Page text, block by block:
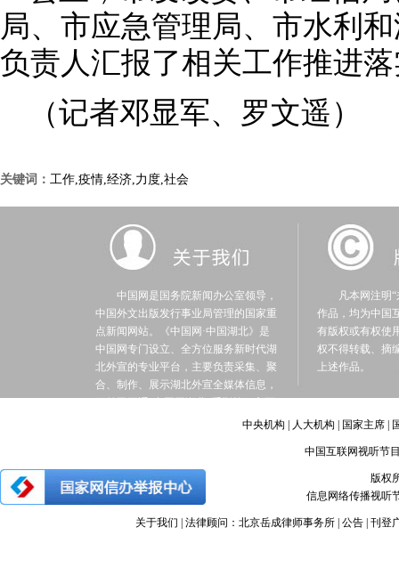
局、市应急管理局、市水利
负责人汇报了相关工作推进
（记者邓显军、罗文遥）
关键词： 工作,疫情,经济,力度,社会